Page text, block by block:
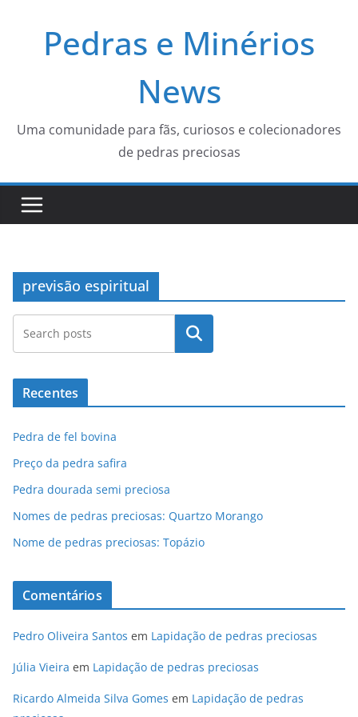
Pedras e Minérios
News
Uma comunidade para fãs, curiosos e colecionadores
de pedras preciosas
previsão espiritual
Pesquisar
Recentes
Pedra de fel bovina
Preço da pedra safira
Pedra dourada semi preciosa
Nomes de pedras preciosas: Quartzo Morango
Nome de pedras preciosas: Topázio
Comentários
Pedro Oliveira Santos em Lapidação de pedras preciosas
Júlia Vieira em Lapidação de pedras preciosas
Ricardo Almeida Silva Gomes em Lapidação de pedras